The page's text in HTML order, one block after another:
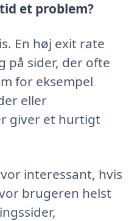
et problem?
En høj exit rate
på sider, der ofte
for eksempel
eller
giver et hurtigt
interessant, hvis
brugeren helst